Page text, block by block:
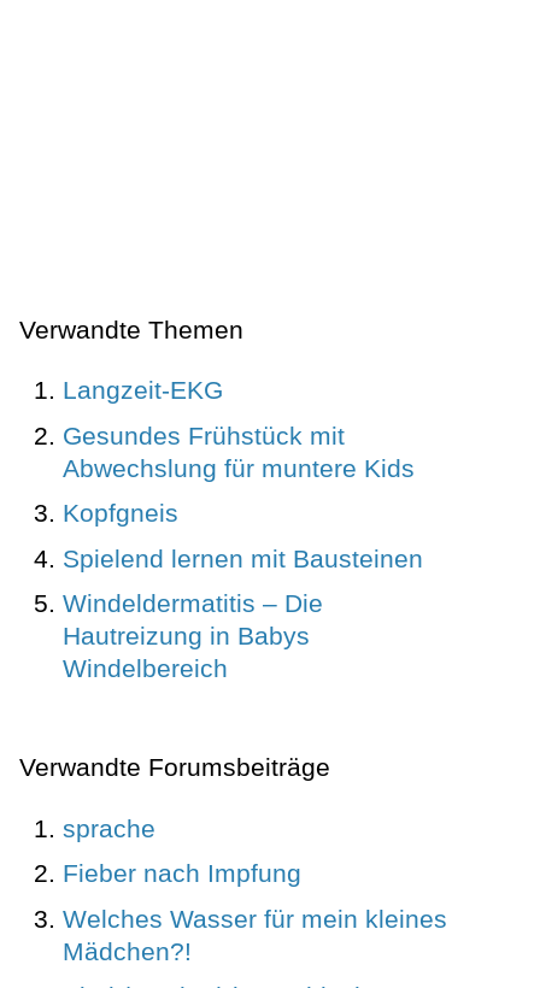
Verwandte Themen
Langzeit-EKG
Gesundes Frühstück mit
Abwechslung für muntere Kids
Kopfgneis
Spielend lernen mit Bausteinen
Windeldermatitis – Die
Hautreizung in Babys
Windelbereich
Verwandte Forumsbeiträge
sprache
Fieber nach Impfung
Welches Wasser für mein kleines
Mädchen?!